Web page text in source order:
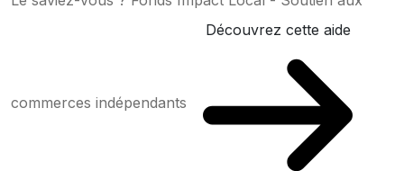
commerces indépendants
Découvrez cette aide